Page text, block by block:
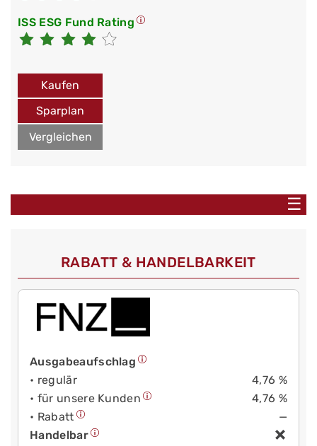
ISS ESG Fund Rating
Kaufen
Sparplan
Vergleichen
☰
RABATT & HANDELBARKEIT
Ausgabeaufschlag
• regulär
4,76 %
• für unsere Kunden
4,76 %
• Rabatt
—
Handelbar